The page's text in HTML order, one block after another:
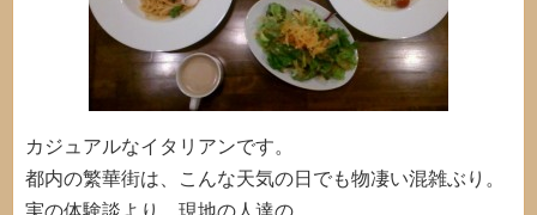
カジュアルなイタリアンです。
都内の繁華街は、こんな天気の日でも物凄い混雑ぶり。